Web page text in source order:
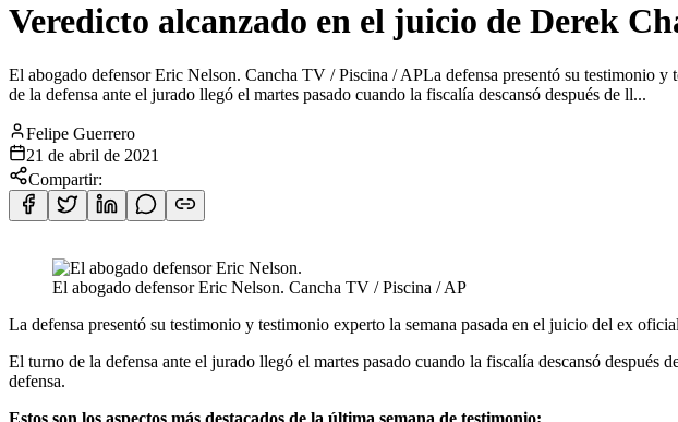
Veredicto alcanzado en el juicio de Derek
El abogado defensor Eric Nelson. Cancha TV / Piscina / APLa defensa presentó su testimonio
de la defensa ante el jurado llegó el martes pasado cuando la fiscalía descansó después de ll...
Felipe Guerrero
21 de abril de 2021
Compartir:
El abogado defensor Eric Nelson. Cancha TV / Piscina / AP
La defensa presentó su testimonio y testimonio experto la semana pasada en el juicio del ex
El turno de la defensa ante el jurado llegó el martes pasado cuando la fiscalía descansó
defensa.
Estos son los aspectos más destacados de la última semana de testimonio: